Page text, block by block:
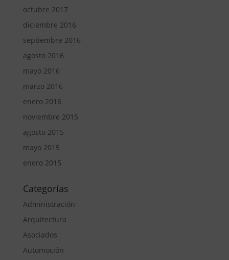
octubre 2017
diciembre 2016
septiembre 2016
agosto 2016
mayo 2016
marzo 2016
enero 2016
noviembre 2015
agosto 2015
mayo 2015
enero 2015
Categorías
Administración
Arquitectura
Asociados
Automoción